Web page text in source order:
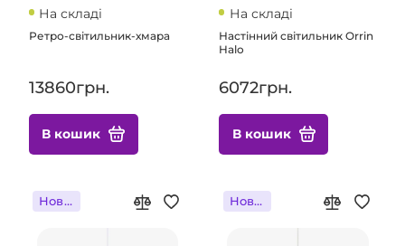
На складі
Ретро-світильник-хмара
13860грн.
В кошик
На складі
Настінний світильник Orrin
Halo
6072грн.
В кошик
Новинка Новинка